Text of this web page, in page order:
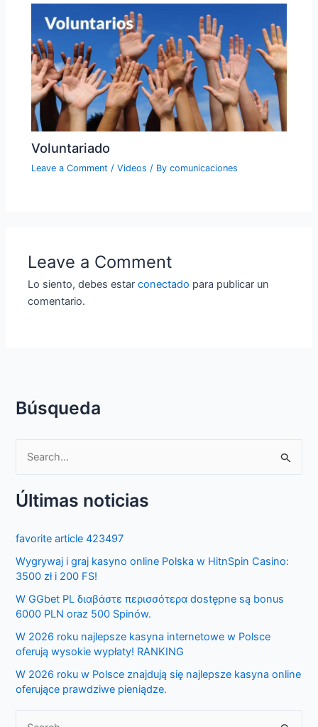
Voluntariado
Leave a Comment /Videos / Bycomunicaciones
Leave a Comment
Lo siento, debes estarconectado para publicar un
comentario.
Búsqueda
a
c
h
f
o
Últimas noticias
favorite article 423497
Wygrywaj i graj kasyno online Polska w HitnSpin Casino:
3500 zł i 200 FS!
W GGbet PL διαβάστε περισσότερα dostępne są bonus
6000 PLN oraz 500 Spinów.
W 2026 roku najlepsze kasyna internetowe w Polsce
oferują wysokie wypłaty! RANKING
W 2026 roku w Polsce znajdują się najlepsze kasyna online
oferujące prawdziwe pieniądze.